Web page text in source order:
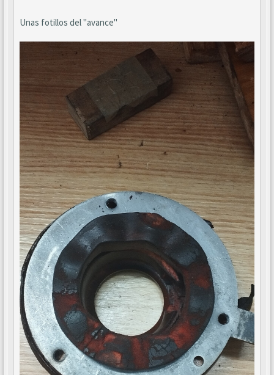
Unas fotillos del "avance"